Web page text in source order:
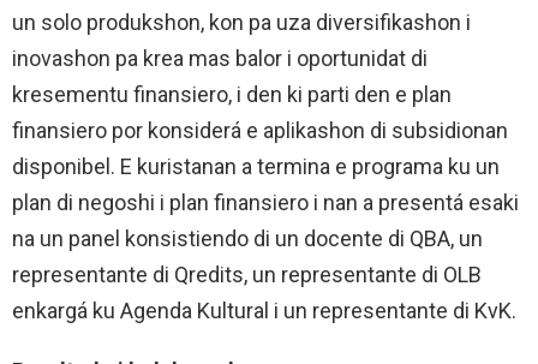
un solo produkshon, kon pa uza diversifikashon i
inovashon pa krea mas balor i oportunidat di
kresementu finansiero, i den ki parti den e plan
finansiero por konsiderá e aplikashon di subsidionan
disponibel. E kuristanan a termina e programa ku un
plan di negoshi i plan finansiero i nan a presentá esaki
na un panel konsistiendo di un docente di QBA, un
representante di Qredits, un representante di OLB
enkargá ku Agenda Kultural i un representante di KvK.